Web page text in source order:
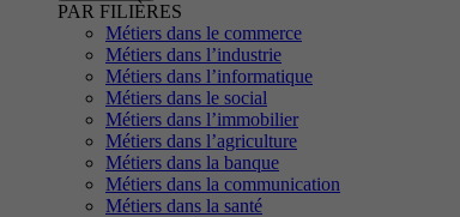
PAR FILIÈRES
Métiers dans le commerce
Métiers dans l’industrie
Métiers dans l’informatique
Métiers dans le social
Métiers dans l’immobilier
Métiers dans l’agriculture
Métiers dans la banque
Métiers dans la communication
Métiers dans la santé